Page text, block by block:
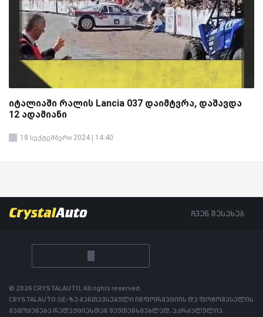
იტალიაში რალის Lancia 037 დაიმტვრა, დაშავდა
12 ადამიანი
18 სექტემბერი 2024 | 14:40
ჩვენ შესახებ
© 2026 CRYSTALAUTO, All rights reserved.
CRYSTALAUTO.GE-ზე განთავსებული ინფორმაციის და ფოტომასალის
გამოყენება რედაქციასთან შეუთანხმებლად, აკრძალულია.